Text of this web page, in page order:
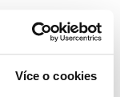
Více o cookies
a poslanec